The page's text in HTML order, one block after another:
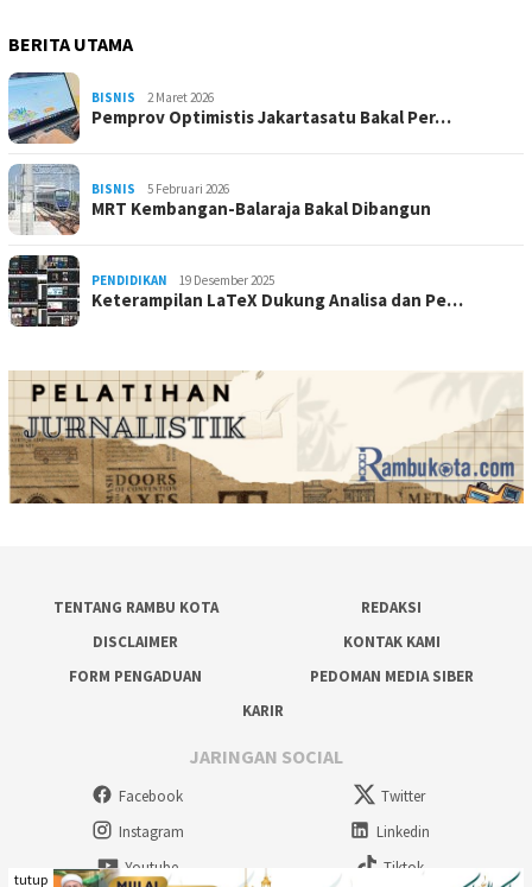
BERITA UTAMA
BISNIS 2 Maret 2026
Pemprov Optimistis Jakartasatu Bakal Per…
BISNIS 5 Februari 2026
MRT Kembangan-Balaraja Bakal Dibangun
PENDIDIKAN 19 Desember 2025
Keterampilan LaTeX Dukung Analisa dan Pe…
TENTANG RAMBU KOTA
REDAKSI
DISCLAIMER
KONTAK KAMI
FORM PENGADUAN
PEDOMAN MEDIA SIBER
KARIR
JARINGAN SOCIAL
Facebook
Twitter
Instagram
Linkedin
Youtube
Tiktok
tutup